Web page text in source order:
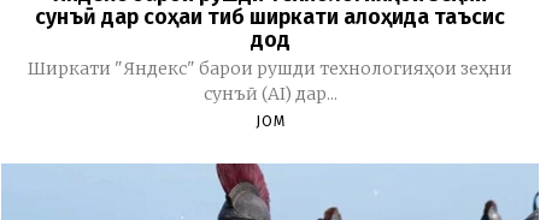
сунъӣ дар соҳаи тиб ширкати алоҳида таъсис
дод
Ширкати "Яндекс" барои рушди технологияҳои зеҳни
сунъӣ (AI) дар...
JOM